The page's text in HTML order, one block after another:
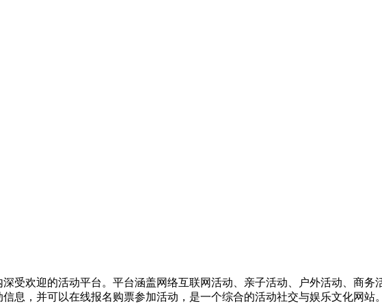
受欢迎的活动平台。平台涵盖网络互联网活动、亲子活动、户外活动、商务
息，并可以在线报名购票参加活动，是一个综合的活动社交与娱乐文化网站。